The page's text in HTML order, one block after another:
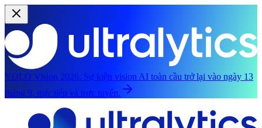
YOLO Vision 2026: Sự kiện vision AI toàn cầu trở lại vào ngày 13
tháng 9, trực tiếp và trực tuyến.